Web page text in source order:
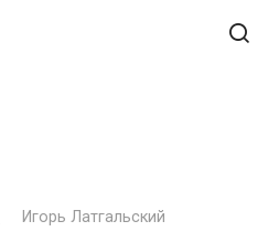
Игорь Латгальский